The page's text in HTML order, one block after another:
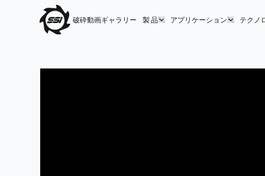
破砕動画ギャラリー 製 品 アプリケーション テクノ